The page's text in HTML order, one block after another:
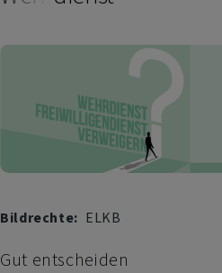
Bildrechte ELKB
Gut entscheiden